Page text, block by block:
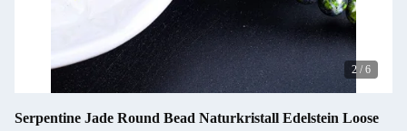
2 / 6
Serpentine Jade Round Bead Naturkristall Edelstein Loose